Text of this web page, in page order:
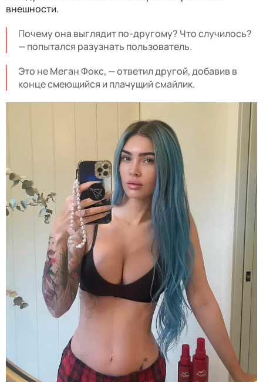
внешности.
Почему она выглядит по-другому? Что случилось?
— попытался разузнать пользователь.
Это не Меган Фокс, — ответил другой, добавив в
конце смеющийся и плачущий смайлик.